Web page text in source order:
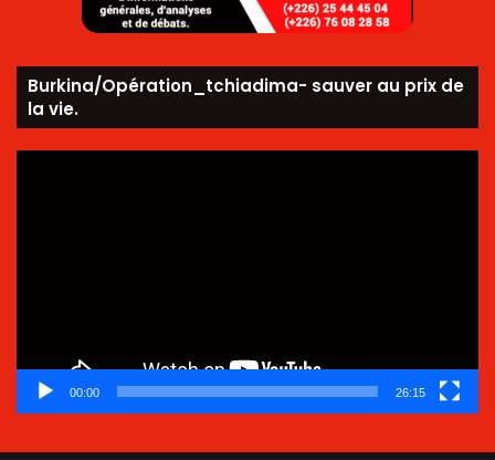
Burkina/Opération_tchiadima- sauver au prix de
la vie.
00:00 26:15